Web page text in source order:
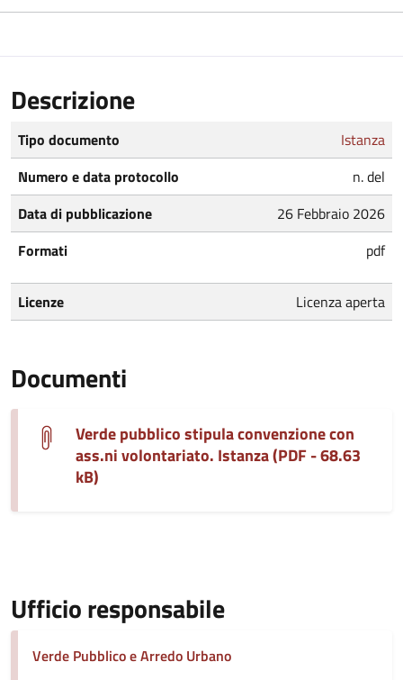
Descrizione
Tipo documento
Istanza
Numero e data protocollo
n. del
Data di pubblicazione
26 Febbraio 2026
Formati
pdf
Licenze Licenza aperta
Documenti
Verde pubblico stipula convenzione con
ass.ni volontariato. Istanza (PDF - 68.63
kB)
Ufficio responsabile
Verde Pubblico e Arredo Urbano